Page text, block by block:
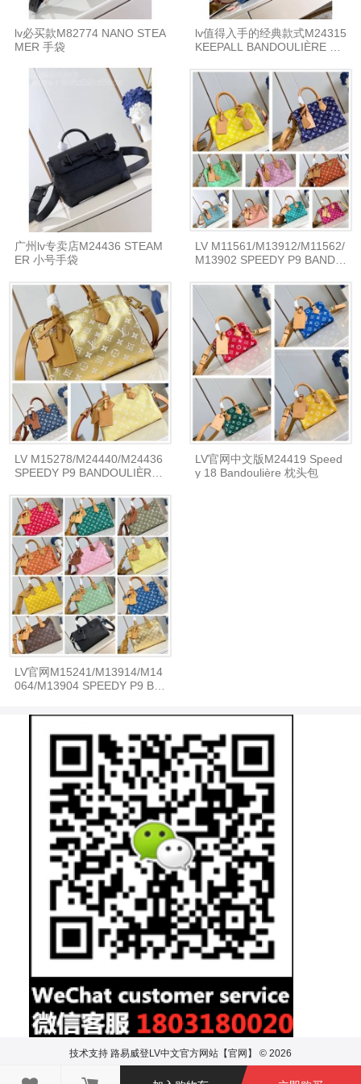
lv必买款M82774 NANO STEA
MER 手袋
lv值得入手的经典款式M24315
KEEPALL BANDOULIÈRE 45
广州lv专卖店M24436 STEAM
ER 小号手袋
LV M11561/M13912/M11562/
M13902 SPEEDY P9 BANDO
LV M15278/M24440/M24436
SPEEDY P9 BANDOULIÈRE
LV官网中文版M24419 Speed
y 18 Bandoulière 枕头包
LV官网M15241/M13914/M14
064/M13904 SPEEDY P9 BA
技术支持 路易威登LV中文官方网站【官网】 © 2026